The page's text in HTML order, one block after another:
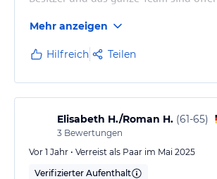
und kümmern sich um die einzelnen
Essen ist sehr gut. Wir hatten unter den
schmackhaften 3-Gänge Menüs ein
Silvestermenü. Der Gastraum war in der
Weihnachtszeit sehr gemütlich
Einrichtung im Zimmer und in der
Mehr anzeigen
Hilfreich Teilen
Elisabeth H./Roman H. (61-65)
3 Bewertungen
Vor 1 Jahr • Verreist als Paar im Mai 2025
Verifizierter Aufenthalt